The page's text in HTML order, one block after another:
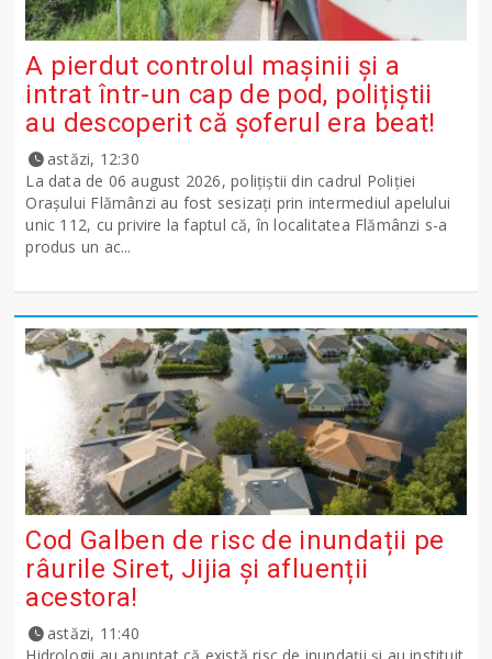
A pierdut controlul mașinii și a
intrat într-un cap de pod, polițiștii
au descoperit că șoferul era beat!
astăzi, 12:30
La data de 06 august 2026, polițiștii din cadrul Poliției
Orașului Flămânzi au fost sesizați prin intermediul apelului
unic 112, cu privire la faptul că, în localitatea Flămânzi s-a
produs un ac...
Cod Galben de risc de inundații pe
râurile Siret, Jijia și afluenții
acestora!
astăzi, 11:40